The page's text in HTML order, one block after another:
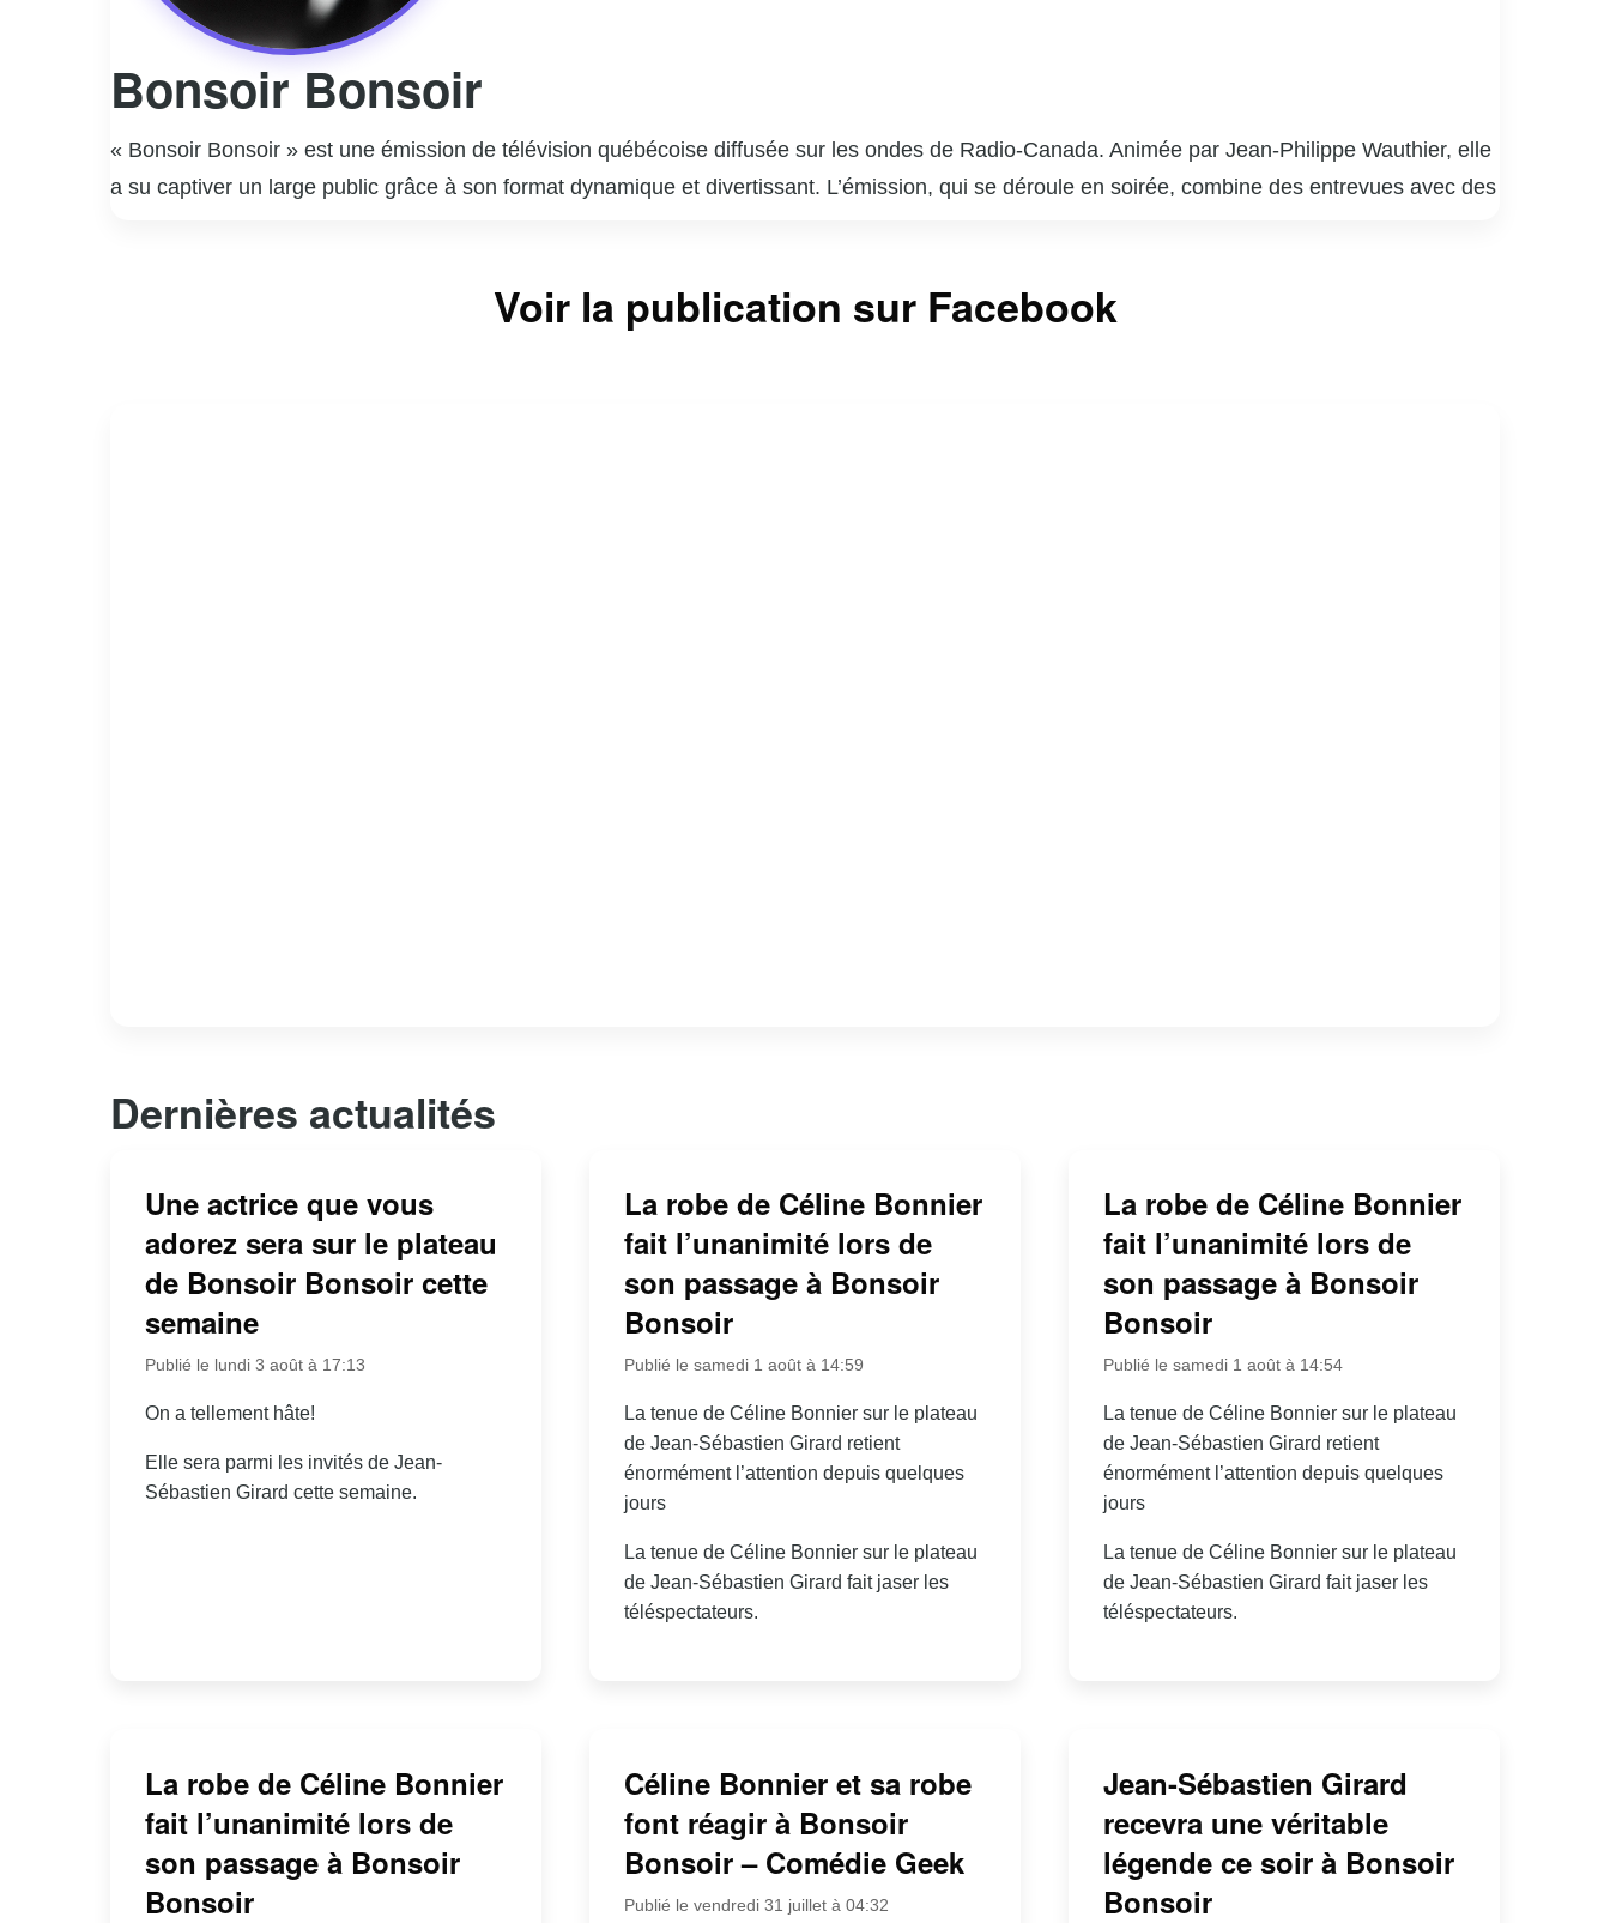
Bonsoir Bonsoir
« Bonsoir Bonsoir » est une émission de télévision québécoise diffusée sur les ondes de Radio-Canada. Animée par Jean-Philippe Wauthier, elle
a su captiver un large public grâce à son format dynamique et divertissant. L’émission, qui se déroule en soirée, combine des entrevues avec des
échanges authentiques et souvent mémorables avec ses invités. « Bonsoir Bonsoir » se distingue par sa capacité à aborder des sujets variés
tout en maintenant un ton léger et accessible, ce qui en fait un rendez-vous incontournable pour les téléspectateurs québécois. L’émission
Voir la publication sur Facebook
Dernières actualités
Une actrice que vous
adorez sera sur le plateau
de Bonsoir Bonsoir cette
semaine
Publié le lundi 3 août à 17:13
On a tellement hâte!
Elle sera parmi les invités de Jean-
Sébastien Girard cette semaine.
La robe de Céline Bonnier
fait l’unanimité lors de
son passage à Bonsoir
Bonsoir
Publié le samedi 1 août à 14:59
La tenue de Céline Bonnier sur le plateau
de Jean-Sébastien Girard retient
énormément l’attention depuis quelques
jours
La tenue de Céline Bonnier sur le plateau
de Jean-Sébastien Girard fait jaser les
téléspectateurs.
La robe de Céline Bonnier
fait l’unanimité lors de
son passage à Bonsoir
Bonsoir
Publié le samedi 1 août à 14:54
La tenue de Céline Bonnier sur le plateau
de Jean-Sébastien Girard retient
énormément l’attention depuis quelques
jours
La tenue de Céline Bonnier sur le plateau
de Jean-Sébastien Girard fait jaser les
téléspectateurs.
La robe de Céline Bonnier
fait l’unanimité lors de
son passage à Bonsoir
Bonsoir
Céline Bonnier et sa robe
font réagir à Bonsoir
Bonsoir – Comédie Geek
Publié le vendredi 31 juillet à 04:32
Jean-Sébastien Girard
recevra une véritable
légende ce soir à Bonsoir
Bonsoir